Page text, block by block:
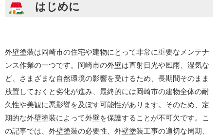
はじめに
外壁塗装は岡崎市の住宅や建物にとって非常に重要なメンテナ
ンス作業の一つです。岡崎市の外壁は直射日光や風雨、湿気な
ど、さまざまな自然環境の影響を受けるため、長期間そのまま
放置しておくと劣化が進み、最終的には岡崎市の建物全体の耐
久性や美観に悪影響を及ぼす可能性があります。そのため、定
期的な外壁塗装によって外壁を保護することが不可欠です。こ
の記事では、外壁塗装の必要性、外壁塗装工事の適切な周期、